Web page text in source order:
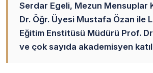
Serdar Egeli, Mezun Mensuplar
Dr. Öğr. Üyesi Mustafa Özan ile
Eğitim Enstitüsü Müdürü Prof.
ve çok sayıda akademisyen